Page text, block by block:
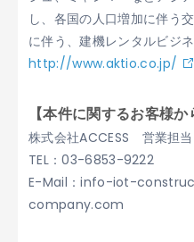
し、各国の人口増加に伴う
に伴う、建機レンタルビジ
http://www.aktio.co.jp/
【本件に関するお客様か
株式会社ACCESS 営業担
TEL：03-6853-9222
E-Mail：info-iot-
company.com